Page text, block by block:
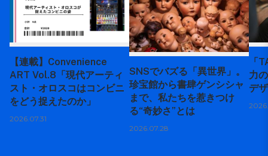
【連載】Convenience
ART Vol.8「現代アーティ
スト・オロスコはコンビニ
をどう捉えたのか」
2026.07.31
SNSでバズる「異世界」。
珍宝館から書肆ゲンシシャ
まで、私たちを惹きつけ
る“奇妙さ”とは
2026.07.28
「
力
デ